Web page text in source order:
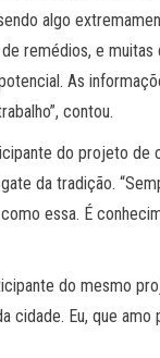
algo
remédios, e
As
contou.
do projeto de
da tradição.
essa. É
do mesmo
Eu, que amo